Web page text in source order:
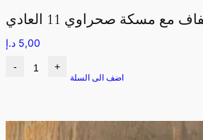
مع مسكة صحراوي 11 العادي
5,00 د.إ
- +
اضف الى السلة